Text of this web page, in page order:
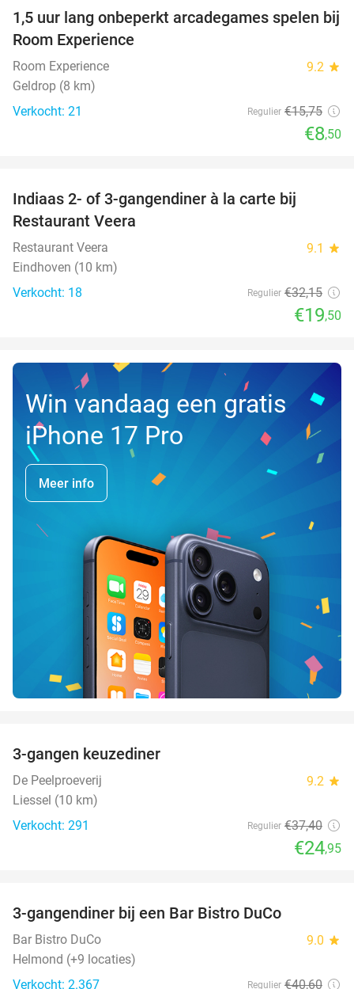
46%
TODAY
1,5 uur lang onbeperkt arcadegames spelen bij
Room Experience
Room Experience 9.2 star
Geldrop (8 km)
Verkocht: 21
Regulier €15,75
€8,50
TODAY
Indiaas 2- of 3-gangendiner à la carte bij
Restaurant Veera
Restaurant Veera 9.1 star
Eindhoven (10 km)
Verkocht: 18
Regulier €32,15
€19,50
Win vandaag een gratis
iPhone 17 Pro
Meer info
3-gangen keuzediner
De Peelproeverij 9.2 star
Liessel (10 km)
Verkocht: 291
Regulier €37,40
€24,95
3-gangendiner bij een Bar Bistro DuCo
Bar Bistro DuCo 9.0 star
Helmond (+9 locaties)
Verkocht: 2.367
Regulier €40,60